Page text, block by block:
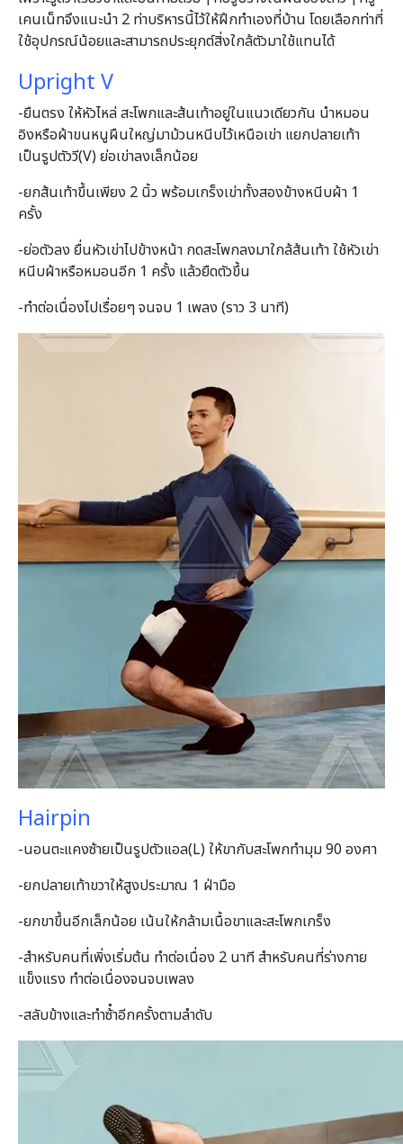
เคนเน็ทจึงแนะนํา 2 ท่าบริหารนี้ไว้ให้ฝึกทําเองที่บ้าน โดยเลือกท่าที่
ใช้อุปกรณ์น้อยและสามารถประยุกต์สิ่งใกล้ตัวมาใช้แทนได้
Upright V
-ยืนตรง ให้หัวไหล่ สะโพกและส้นเท้าอยู่ในแนวเดียวกัน นําหมอน
อิงหรือผ้าขนหนูผืนใหญ่มาม้วนหนีบไว้เหนือเข่า แยกปลายเท้า
เป็นรูปตัววี(V) ย่อเข่าลงเล็กน้อย
-ยกส้นเท้าขึ้นเพียง 2 นิ้ว พร้อมเกร็งเข่าทั้งสองข้างหนีบผ้า 1
ครั้ง
-ย่อตัวลง ยื่นหัวเข่าไปข้างหน้า กดสะโพกลงมาใกล้ส้นเท้า ใช้หัวเข่า
หนีบผ้าหรือหมอนอีก 1 ครั้ง แล้วยืดตัวขึ้น
-ทําต่อเนื่องไปเรื่อยๆ จนจบ 1 เพลง (ราว 3 นาที)
Hairpin
-นอนตะแคงซ้ายเป็นรูปตัวแอล(L) ให้ขากับสะโพกทํามุม 90 องศา
-ยกปลายเท้าขวาให้สูงประมาณ 1 ฝ่ามือ
-ยกขาขึ้นอีกเล็กน้อย เน้นให้กล้ามเนื้อขาและสะโพกเกร็ง
-สําหรับคนที่เพิ่งเริ่มต้น ทําต่อเนื่อง 2 นาที สําหรับคนที่ร่างกาย
แข็งแรง ทําต่อเนื่องจนจบเพลง
-สลับข้างและทําซ้ําอีกครั้งตามลําดับ